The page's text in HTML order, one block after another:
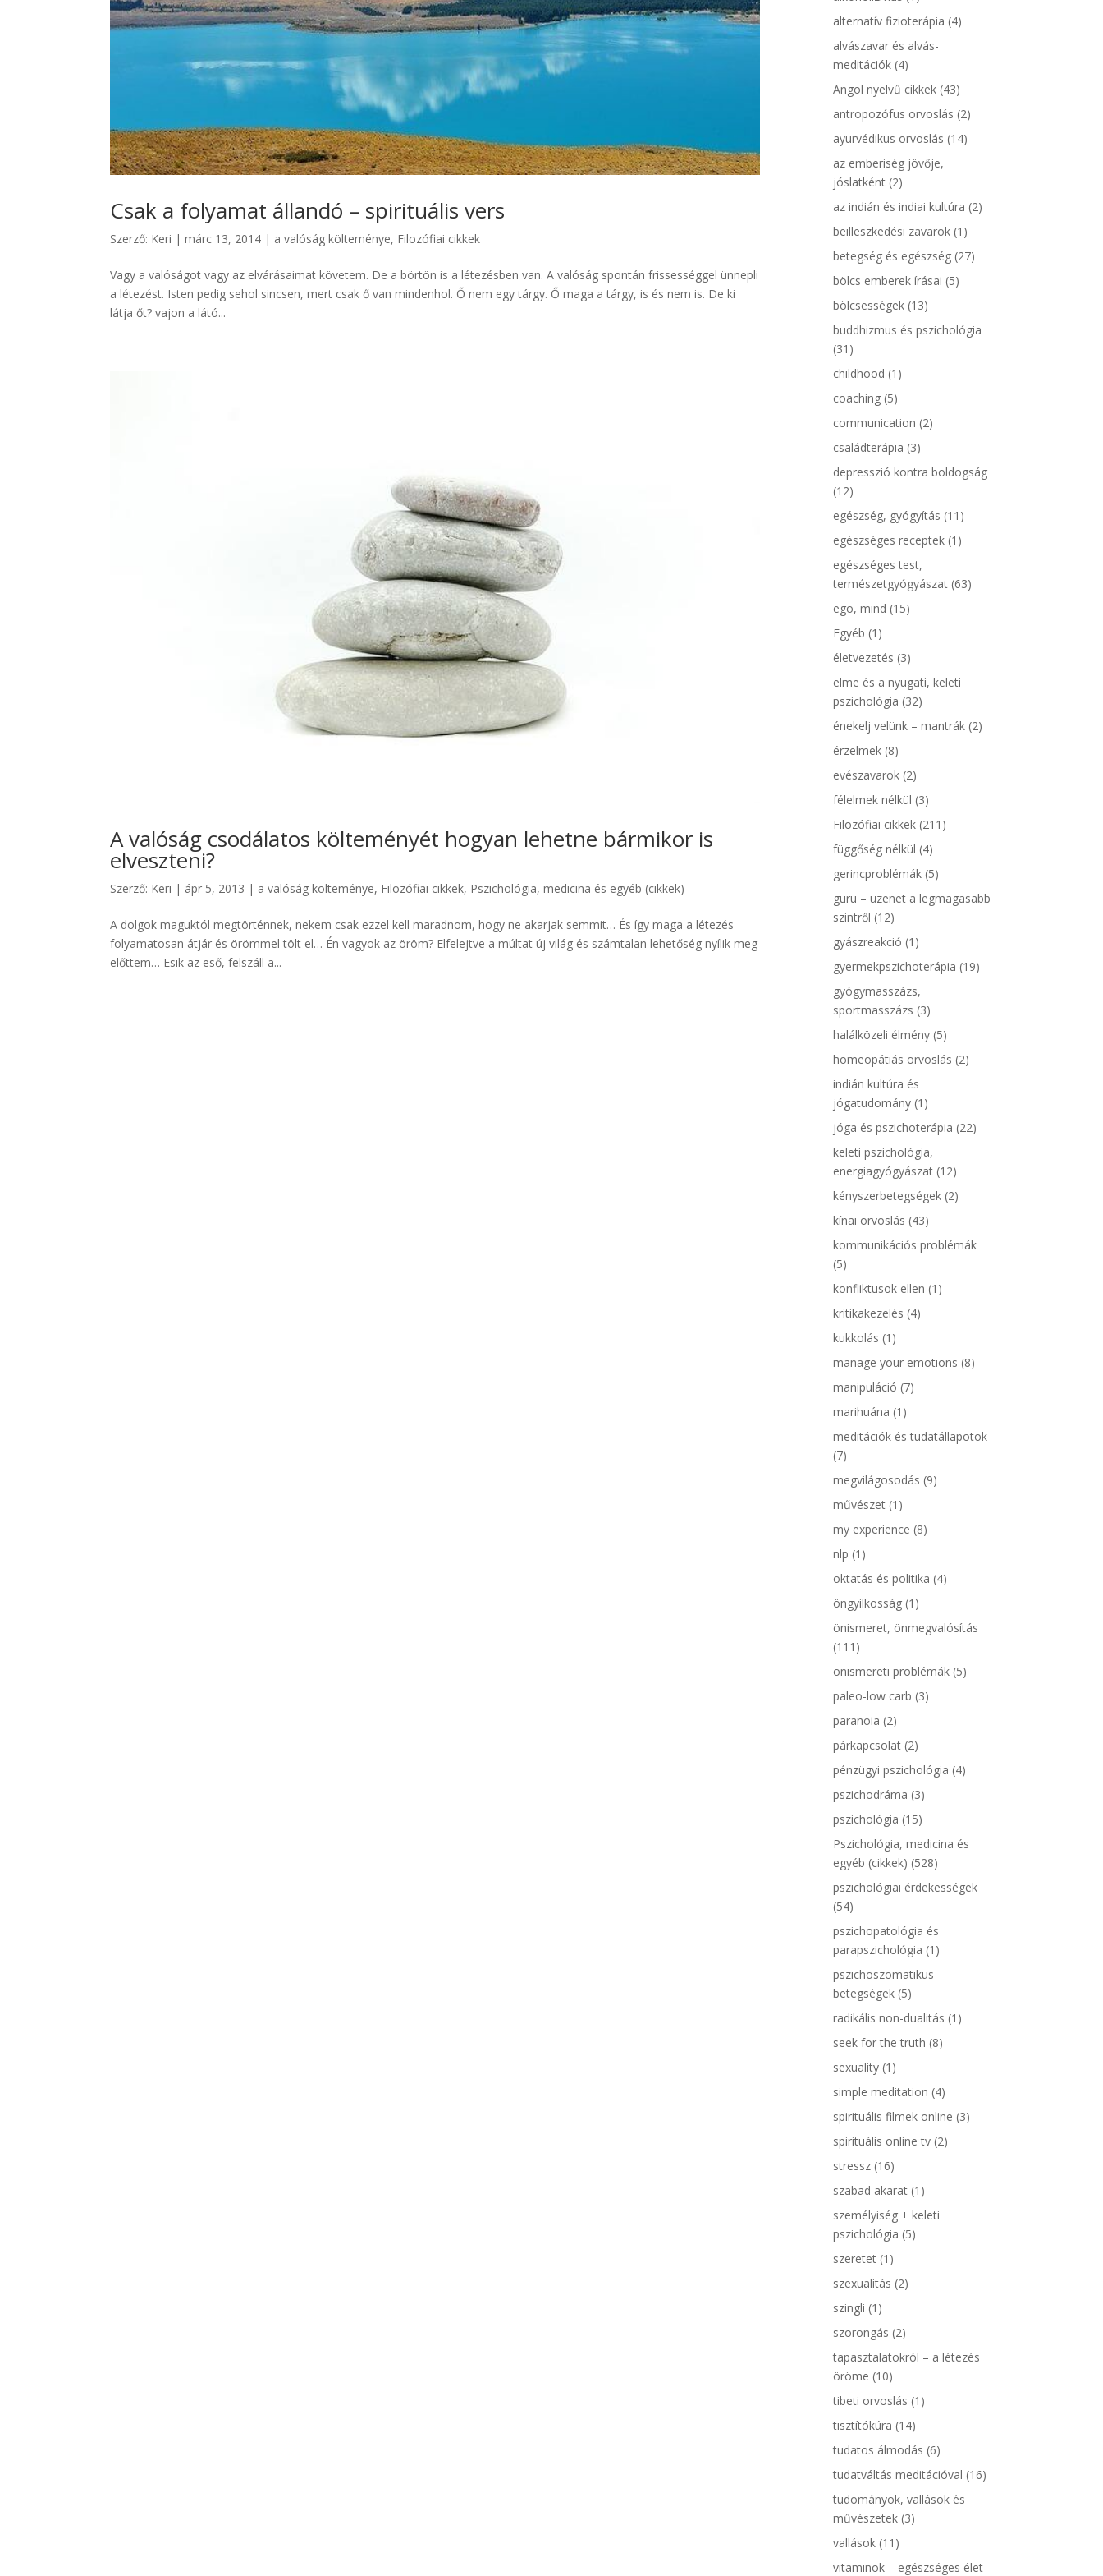
Csak a folyamat állandó – spirituális vers
Szerző: Keri |márc 13, 2014 | a valóság költeménye, Filozófiai cikkek
Vagy a valóságot vagy az elvárásaimat követem. De a börtön is a létezésben van. A valóság spontán frissességgel ünnepli
a létezést. Isten pedig sehol sincsen, mert csak ő van mindenhol. Ő nem egy tárgy. Ő maga a tárgy, is és nem is. De ki
látja őt? vajon a látó...
A valóság csodálatos költeményét hogyan lehetne bármikor is
elveszteni?
Szerző: Keri | ápr 5, 2013 | a valóság költeménye, Filozófiai cikkek, Pszichológia, medicina és egyéb (cikkek)
A dolgok maguktól megtörténnek, nekem csak ezzel kell maradnom, hogy ne akarjak semmit… És így maga a létezés
folyamatosan átjár és örömmel tölt el… Én vagyok az öröm? Elfelejtve a múltat új világ és számtalan lehetőség nyílik meg
előttem… Esik az eső, felszáll a...
alternatív fizioterápia (4)
alvászavar és alvás-
meditációk (4)
Angol nyelvű cikkek (43)
antropozófus orvoslás (2)
ayurvédikus orvoslás (14)
az emberiség jövője,
jóslatként (2)
az indián és indiai kultúra (2)
beilleszkedési zavarok (1)
betegség és egészség (27)
bölcs emberek írásai (5)
bölcsességek (13)
buddhizmus és pszichológia
(31)
childhood (1)
coaching (5)
communication (2)
családterápia (3)
depresszió kontra boldogság
(12)
egészség, gyógyítás (11)
egészséges receptek (1)
egészséges test,
természetgyógyászat (63)
ego, mind (15)
Egyéb (1)
életvezetés (3)
elme és a nyugati, keleti
pszichológia (32)
énekelj velünk – mantrák (2)
érzelmek (8)
evészavarok (2)
félelmek nélkül (3)
Filozófiai cikkek (211)
függőség nélkül (4)
gerincproblémák (5)
guru – üzenet a legmagasabb
szintről (12)
gyászreakció (1)
gyermekpszichoterápia (19)
gyógymasszázs,
sportmasszázs (3)
halálközeli élmény (5)
homeopátiás orvoslás (2)
indián kultúra és
jógatudomány (1)
jóga és pszichoterápia (22)
keleti pszichológia,
energiagyógyászat (12)
kényszerbetegségek (2)
kínai orvoslás (43)
kommunikációs problémák
(5)
konfliktusok ellen (1)
kritikakezelés (4)
kukkolás (1)
manage your emotions (8)
manipuláció (7)
marihuána (1)
meditációk és tudatállapotok
(7)
megvilágosodás (9)
művészet (1)
my experience (8)
nlp (1)
oktatás és politika (4)
öngyilkosság (1)
önismeret, önmegvalósítás
(111)
önismereti problémák (5)
paleo-low carb (3)
paranoia (2)
párkapcsolat (2)
pénzügyi pszichológia (4)
pszichodráma (3)
pszichológia (15)
Pszichológia, medicina és
egyéb (cikkek) (528)
pszichológiai érdekességek
(54)
pszichopatológia és
parapszichológia (1)
pszichoszomatikus
betegségek (5)
radikális non-dualitás (1)
seek for the truth (8)
sexuality (1)
simple meditation (4)
spirituális filmek online (3)
spirituális online tv (2)
stressz (16)
szabad akarat (1)
személyiség + keleti
pszichológia (5)
szeretet (1)
szexualitás (2)
szingli (1)
szorongás (2)
tapasztalatokról – a létezés
öröme (10)
tibeti orvoslás (1)
tisztítókúra (14)
tudatos álmodás (6)
tudatváltás meditációval (16)
tudományok, vallások és
művészetek (3)
vallások (11)
vitaminok – egészséges élet